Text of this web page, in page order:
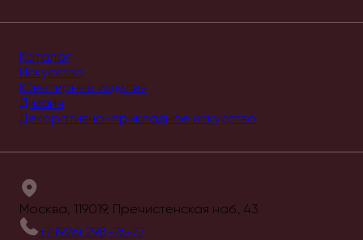
Каталог
Искусство
Ювелирные изделия
Дизайн
Декоративно-прикладное искусство
Москва, 119019, Пречистенская наб., 43
+7 (926) 298-76-77